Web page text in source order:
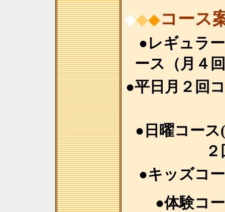
◆◆◆コース
●レギュラ
ース（月４
●平日月２回
●日曜コース
●キッズコ
●体験コ